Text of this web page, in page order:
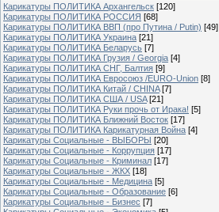
Карикатуры ПОЛИТИКА Архангельск [120]
Карикатуры ПОЛИТИКА РОССИЯ [68]
Карикатуры ПОЛИТИКА ВВП (про Путина / Putin) [49]
Карикатуры ПОЛИТИКА Украина [21]
Карикатуры ПОЛИТИКА Беларусь [7]
Карикатуры ПОЛИТИКА Грузия / Georgia [4]
Карикатуры ПОЛИТИКА СНГ, Балтия [9]
Карикатуры ПОЛИТИКА Евросоюз /EURO-Union [8]
Карикатуры ПОЛИТИКА Китай / CHINA [7]
Карикатуры ПОЛИТИКА США / USA [21]
Карикатуры ПОЛИТИКА Руки прочь от Ирака! [5]
Карикатуры ПОЛИТИКА Ближний Восток [17]
Карикатуры ПОЛИТИКА Карикатурная Война [4]
Карикатуры Социальные - ВЫБОРЫ [20]
Карикатуры Социальные - Коррупция [17]
Карикатуры Социальные - Криминал [17]
Карикатуры Социальные - ЖКХ [18]
Карикатуры Социальные - Медицина [5]
Карикатуры Социальные - Образование [6]
Карикатуры Социальные - Бизнес [7]